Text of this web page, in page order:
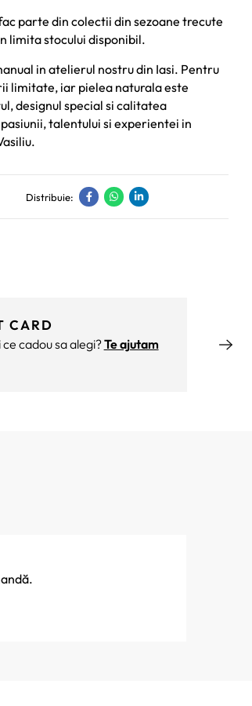
parte din colectii din sezoane trecute
limita stocului disponibil.
in atelierul nostru din Iasi. Pentru
limitate, iar pielea naturala este
designul special si calitatea
talentului si experientei in
Distribuie:
CARD
ce cadou sa alegi?Te ajutam